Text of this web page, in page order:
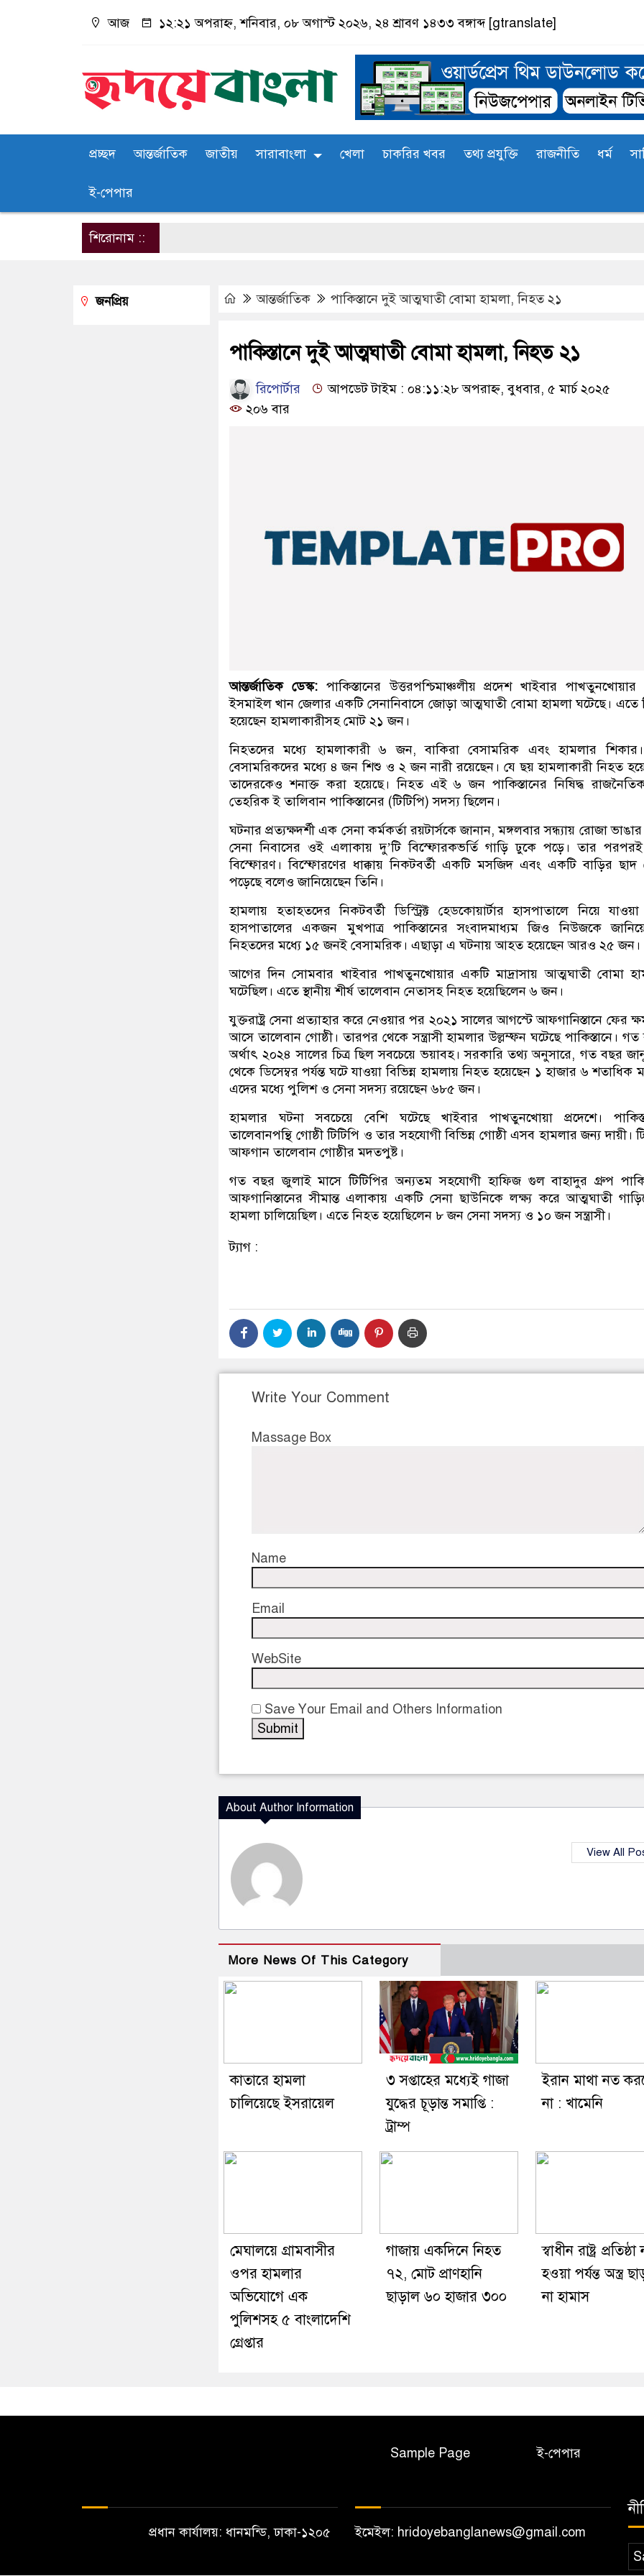
আজ ১২:২১ অপরাহ্ন, শনিবার, ০৮ অগাস্ট ২০২৬, ২৪ শ্রাবণ ১৪৩৩ বঙ্গাব্দ [gtranslate]
প্রচ্ছদ আন্তর্জাতিক জাতীয় সারাবাংলা খেলা চাকরির খবর তথ্য প্রযুক্তি রাজনীতি ধর্ম
ই-পেপার
শিরোনাম ::
আন্তর্জাতিক পাকিস্তানে দুই আত্মঘাতী বোমা হামলা, নিহত ২১
পাকিস্তানে দুই আত্মঘাতী বোমা হামলা, নিহত ২১
রিপোর্টার
আপডেট টাইম : ০৪:১১:২৮ অপরাহ্ন, বুধবার, ৫ মার্চ ২০২৫
২০৬ বার
আন্তর্জাতিক ডেস্ক:পাকিস্তানের উত্তরপশ্চিমাঞ্চলীয় প্রদেশ খাইবার পাখতুনখোয়ার
ইসমাইল খান জেলার একটি সেনানিবাসে জোড়া আত্মঘাতী বোমা হামলা ঘটেছে। এতে
হয়েছেন হামলাকারীসহ মোট ২১ জন।
নিহতদের মধ্যে হামলাকারী ৬ জন, বাকিরা বেসামরিক এবং হামলার
বেসামরিকদের মধ্যে ৪ জন শিশু ও ২ জন নারী রয়েছেন। যে ছয় হামলাকারী নিহত
তাদেরকেও শনাক্ত করা হয়েছে। নিহত এই ৬ জন পাকিস্তানের নিষিদ্ধ
তেহরিক ই তালিবান পাকিস্তানের (টিটিপি) সদস্য ছিলেন।
ঘটনার প্রত্যক্ষদর্শী এক সেনা কর্মকর্তা রয়টার্সকে জানান, মঙ্গলবার সন্ধ্যায় রোজা
সেনা নিবাসের ওই এলাকায় দু’টি বিস্ফোরকভর্তি গাড়ি ঢুকে পড়ে। তার
বিস্ফোরণ। বিস্ফোরণের ধাক্কায় নিকটবর্তী একটি মসজিদ এবং একটি বাড়ির ছাদ
পড়েছে বলেও জানিয়েছেন তিনি।
হামলায় হতাহতদের নিকটবর্তী ডিস্ট্রিক্ট হেডকোয়ার্টার হাসপাতালে নিয়ে
হাসপাতালের একজন মুখপাত্র পাকিস্তানের সংবাদমাধ্যম জিও নিউজকে
নিহতদের মধ্যে ১৫ জনই বেসামরিক। এছাড়া এ ঘটনায় আহত হয়েছেন আরও ২৫ জন।
আগের দিন সোমবার খাইবার পাখতুনখোয়ার একটি মাদ্রাসায় আত্মঘাতী বোমা
ঘটেছিল। এতে স্থানীয় শীর্ষ তালেবান নেতাসহ নিহত হয়েছিলেন ৬ জন।
যুক্তরাষ্ট্র সেনা প্রত্যাহার করে নেওয়ার পর ২০২১ সালের আগস্টে আফগানিস্তানে ফের
আসে তালেবান গোষ্ঠী। তারপর থেকে সন্ত্রাসী হামলার উল্লম্ফন ঘটেছে পাকিস্তানে।
অর্থাৎ ২০২৪ সালের চিত্র ছিল সবচেয়ে ভয়াবহ। সরকারি তথ্য অনুসারে, গত বছর
থেকে ডিসেম্বর পর্যন্ত ঘটে যাওয়া বিভিন্ন হামলায় নিহত হয়েছেন ১ হাজার ৬ শতাধিক
এদের মধ্যে পুলিশ ও সেনা সদস্য রয়েছেন ৬৮৫ জন।
হামলার ঘটনা সবচেয়ে বেশি ঘটেছে খাইবার পাখতুনখোয়া প্রদেশে।
তালেবানপন্থি গোষ্ঠী টিটিপি ও তার সহযোগী বিভিন্ন গোষ্ঠী এসব হামলার জন্য দায়ী।
আফগান তালেবান গোষ্ঠীর মদতপুষ্ট।
গত বছর জুলাই মাসে টিটিপির অন্যতম সহযোগী হাফিজ গুল বাহাদুর গ্রুপ
আফগানিস্তানের সীমান্ত এলাকায় একটি সেনা ছাউনিকে লক্ষ্য করে আত্মঘাতী
হামলা চালিয়েছিল। এতে নিহত হয়েছিলেন ৮ জন সেনা সদস্য ও ১০ জন সন্ত্রাসী।
ট্যাগ :
Write Your Comment
Massage Box
Name
Email
WebSite
Save Your Email and Others Information
About Author Information
View All
More News Of This Category
কাতারে হামলা
চালিয়েছে ইসরায়েল
৩ সপ্তাহের মধ্যেই গাজা
যুদ্ধের চূড়ান্ত সমাপ্তি :
ট্রাম্প
ইরান মাথা নত
না : খামেনি
মেঘালয়ে গ্রামবাসীর
ওপর হামলার
অভিযোগে এক
পুলিশসহ ৫ বাংলাদেশি
গ্রেপ্তার
গাজায় একদিনে নিহত
৭২, মোট প্রাণহানি
ছাড়াল ৬০ হাজার ৩০০
স্বাধীন রাষ্ট্র প্রতিষ্ঠা
হওয়া পর্যন্ত অস্ত্র
না হামাস
জনপ্রিয়
Sample Page ই-পেপার
প্রধান কার্যালয়: ধানমন্ডি, ঢাকা-১২০৫ ইমেইল: hridoyebanglanews@gmail.com